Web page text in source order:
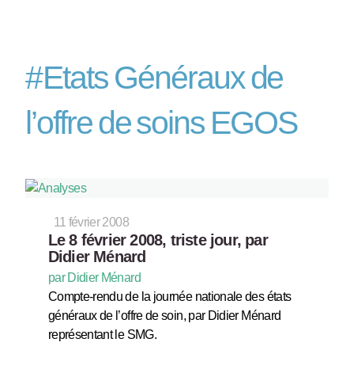
#Etats Généraux de
l’offre de soins EGOS
11 février 2008
Le 8 février 2008, triste jour, par
Didier Ménard
par Didier Ménard
Compte-rendu de la journée nationale des états
généraux de l’offre de soin, par Didier Ménard
représentant le SMG.